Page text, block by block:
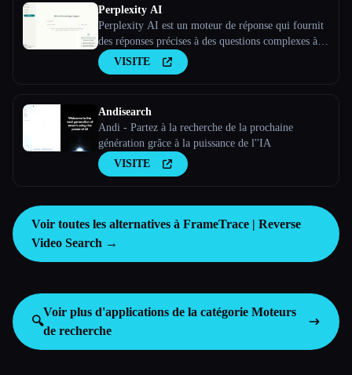
Perplexity AI
Perplexity AI est un moteur de réponse qui fournit
des réponses précises à des questions complexes à
l''aide de grands modèles linguistiques.
VISITE
Andisearch
Andi - Partez à la recherche de la prochaine
génération grâce à la puissance de l''IA
VISITE
Voir toutes les alternatives à FrameTrace | Reverse
Video Search →
🔍
Voir plus d'applications de la catégorie Moteurs
de recherche